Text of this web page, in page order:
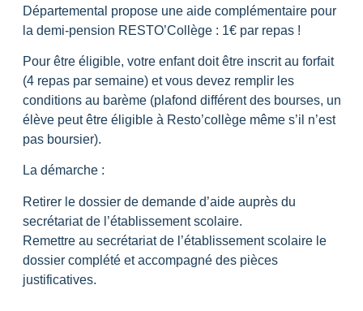
Départemental propose une aide complémentaire pour
la demi-pension RESTO’Collège : 1€ par repas !
Pour être éligible, votre enfant doit être inscrit au forfait
(4 repas par semaine) et vous devez remplir les
conditions au barème (plafond différent des bourses, un
élève peut être éligible à Resto’collège même s’il n’est
pas boursier).
La démarche :
Retirer le dossier de demande d’aide auprès du
secrétariat de l’établissement scolaire.
Remettre au secrétariat de l’établissement scolaire le
dossier complété et accompagné des pièces
justificatives.